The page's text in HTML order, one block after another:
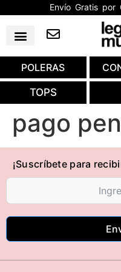
Envío Gratis por
POLERAS
TOPS
pago
¡Suscríbete para